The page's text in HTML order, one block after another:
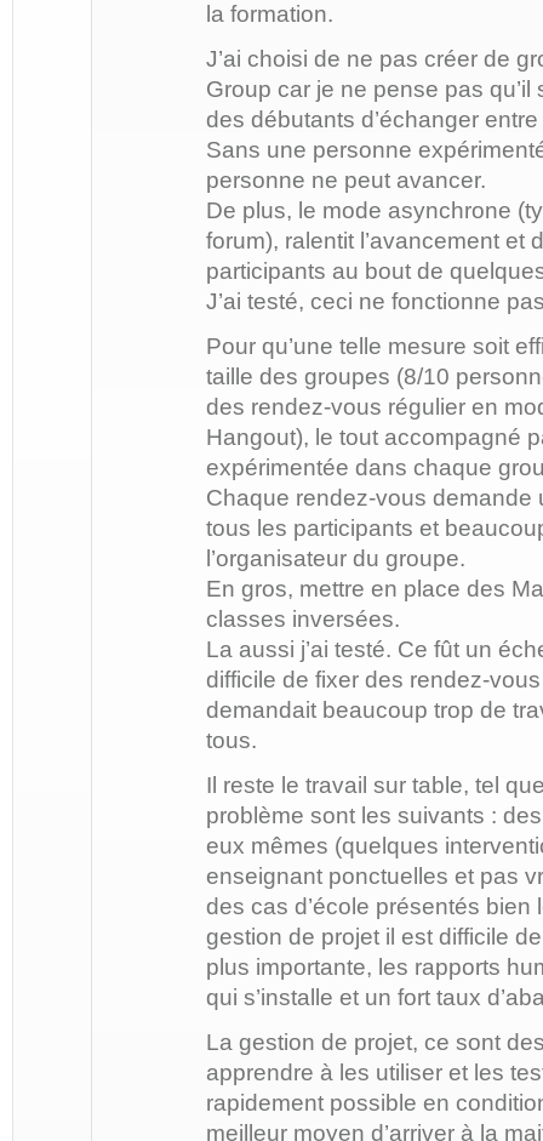
la formation.
J’ai choisi de ne pas créer de
Group car je ne pense pas qu’il
des débutants d’échanger
Sans une personne
personne ne peut avancer.
De plus, le mode asynchrone
forum), ralentit l’avancement et
participants au bout de
J’ai testé, ceci ne fonctionne
Pour qu’une telle mesure soit
taille des groupes (8/10
des rendez-vous régulier en
Hangout), le tout accompagné
expérimentée dans chaque
Chaque rendez-vous demande
tous les participants et
l’organisateur du groupe.
En gros, mettre en place des
classes inversées.
La aussi j’ai testé. Ce fût un
difficile de fixer des rendez-
demandait beaucoup trop de
tous.
Il reste le travail sur table, tel
problème sont les suivants :
eux mêmes (quelques
enseignant ponctuelles et pas
des cas d’école présentés bien
gestion de projet il est difficile
plus importante, les rapports
qui s’installe et un fort taux
La gestion de projet, ce sont
apprendre à les utiliser et les
rapidement possible en
meilleur moyen d’arriver à la